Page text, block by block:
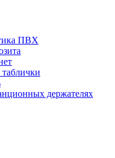
ПВХ
держателях